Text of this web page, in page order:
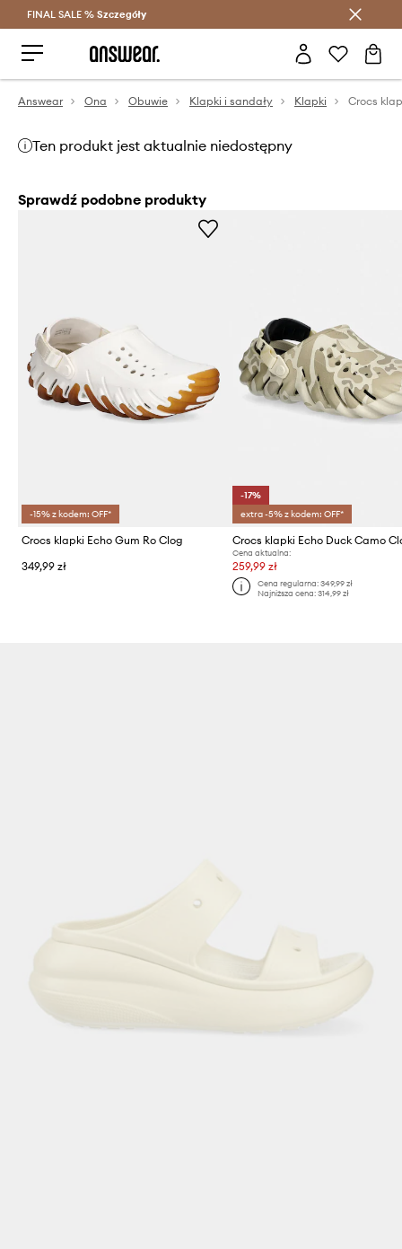
Oszczędzaj z Answear Club >
FINAL SALE % Szczegóły
Answear Ona Obuwie Klapki i sandały Klapki Crocs
Ten produkt jest aktualnie niedostępny
Sprawdź podobne produkty
-15% z kodem: OFF*
Crocs klapki Echo Gum Ro Clog
349,99 zł
-17%
extra -5% z kodem: OFF*
Crocs klapki Echo Duck Camo
Cena aktualna:
259,99 zł
Cena regularna: 349,99 zł
Najniższa cena: 314,99 zł